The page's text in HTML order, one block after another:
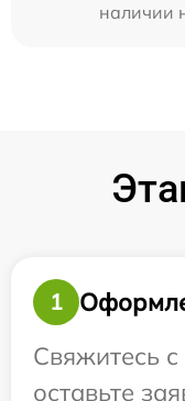
наличии
1
Свяжитесь
оставьте